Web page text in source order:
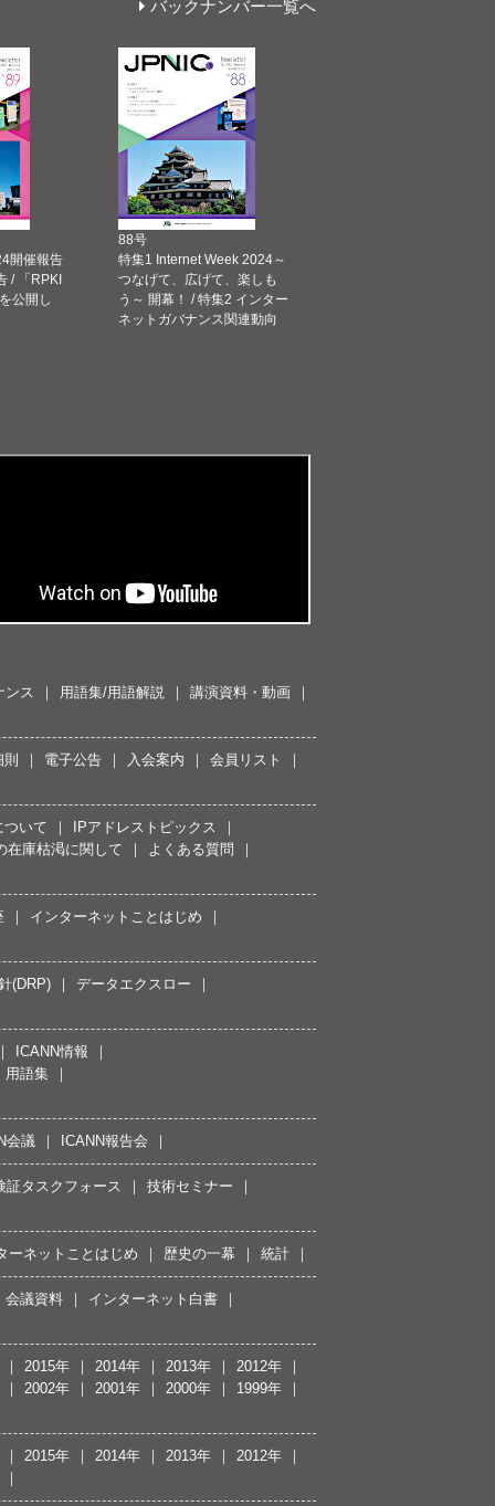
バックナンバー一覧へ
開催報告
/ 「RPKI
公開し
88号
特集1 Internet Week 2024～
つなげて、広げて、楽しも
う～ 開幕！ / 特集2 インター
ネットガバナンス関連動向
ンス 用語集/用語解説 講演資料・動画
電子公告 入会案内 会員リスト
ついて
IPアドレストピックス
在庫枯渇に関して
よくある質問
インターネットことはじめ
(DRP) データエクスロー
ICANN情報
用語集
会議 ICANN報告会
タスクフォース 技術セミナー
ーネットことはじめ 歴史の一幕 統計
会議資料 インターネット白書
2015年 2014年 2013年
2012年
2002年
2001年 2000年 1999年
2015年 2014年 2013年 2012年